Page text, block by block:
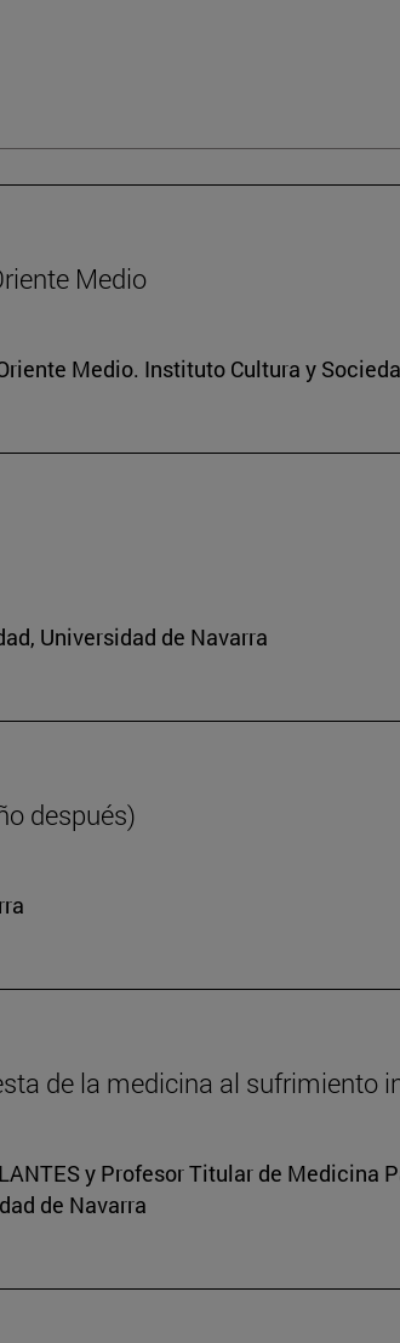
Medio
Medio. Instituto Cultura y
Universidad de Navarra
después)
de la medicina al sufrimiento
y Profesor Titular de Medicina
de Navarra